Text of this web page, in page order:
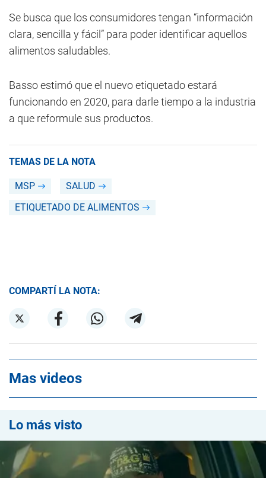
Se busca que los consumidores tengan “información
clara, sencilla y fácil” para poder identificar aquellos
alimentos saludables.
Basso estimó que el nuevo etiquetado estará
funcionando en 2020, para darle tiempo a la industria
a que reformule sus productos.
TEMAS DE LA NOTA
MSP
SALUD
ETIQUETADO DE ALIMENTOS
COMPARTÍ LA NOTA:
Mas videos
Lo más visto